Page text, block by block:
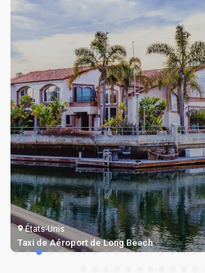
États-Unis
Taxi de Aéroport de Long Beach